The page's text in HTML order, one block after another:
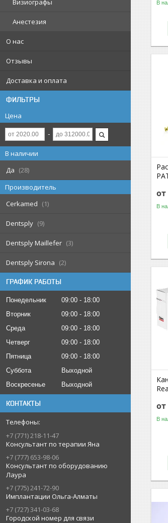
Визиографы
Анестезия
О нас
Отзывы
Доставка и оплата
ФИЛЬТРЫ
Цена
В наличии
Да
28
Производитель
Cerkamed
1
Dentsply 9
Dentsply Maillefer 3
Dentsply Sirona 2
ГРАФИК РАБОТЫ
Понедельник 09:00
18:00
Вторник
09:00
18:00
Среда
09:00
18:00
Четверг
09:00
18:00
Пятница
09:00
18:00
Суббота
Выходной
Воскресенье
Выходной
КОНТАКТЫ
+7 (771) 218-11-47
Консультант по терапии Яна
+7 (777) 653-98-06
Консультант по оборудованию
Лаура
+7 (775) 241-72-90
Имплантации Ольга-Алматы
+7 (727) 341-03-68
Городской номер для связи
В
от
В
от
В